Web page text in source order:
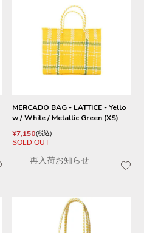
MERCADO BAG - LATTICE - Yello
w / White / Metallic Green (XS)
¥7,150 税込
SOLD OUT
再入荷お知らせ